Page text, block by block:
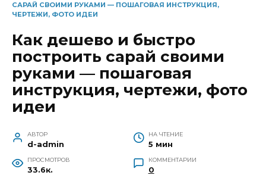
САРАЙ СВОИМИ РУКАМИ — ПОШАГОВАЯ ИНСТРУКЦИЯ,
ЧЕРТЕЖИ, ФОТО ИДЕИ
Как дешево и быстро
построить сарай своими
руками — пошаговая
инструкция, чертежи, фото
идеи
АВТОР
d-admin
НА ЧТЕНИЕ
5 мин
ПРОСМОТРОВ
33.6к.
КОММЕНТАРИИ
0